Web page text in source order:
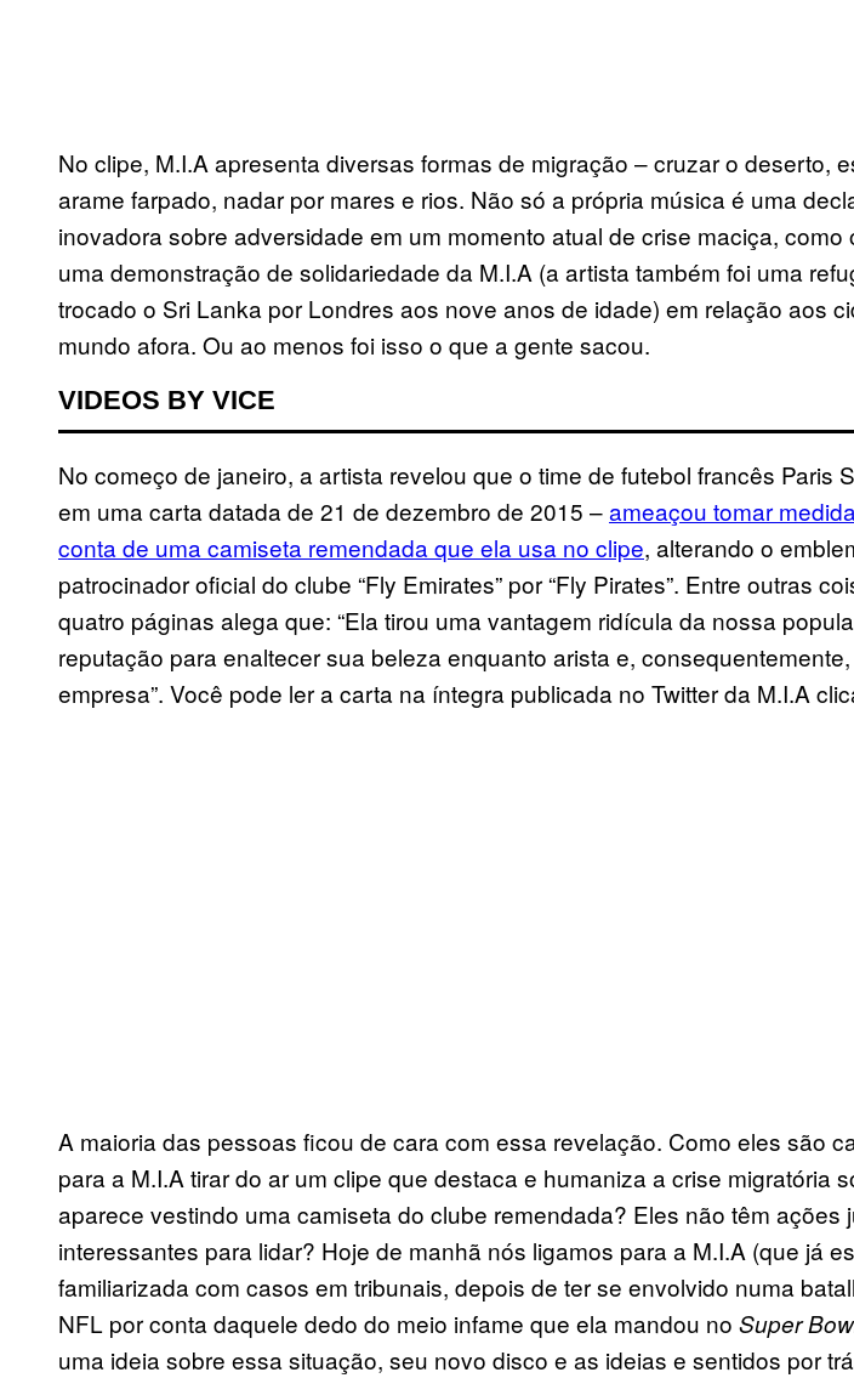
No clipe, M.I.A apresenta diversas formas de migração – cruzar o deserto,
arame farpado, nadar por mares e rios. Não só a própria música é uma
inovadora sobre adversidade em um momento atual de crise maciça, como
uma demonstração de solidariedade da M.I.A (a artista também foi uma
trocado o Sri Lanka por Londres aos nove anos de idade) em relação aos
mundo afora. Ou ao menos foi isso o que a gente sacou.
VIDEOS BY VICE
No começo de janeiro, a artista revelou que o time de futebol francês Paris
em uma carta datada de 21 de dezembro de 2015 –ameaçou tomar
conta de uma camiseta remendada que ela usa no clipe, alterando o
patrocinador oficial do clube “Fly Emirates” por “Fly Pirates”. Entre outras
quatro páginas alega que: “Ela tirou uma vantagem ridícula da nossa
reputação para enaltecer sua beleza enquanto arista e,
empresa”. Você pode ler a carta na íntegra publicada no Twitter da M.I.A
A maioria das pessoas ficou de cara com essa revelação. Como eles são
para a M.I.A tirar do ar um clipe que destaca e humaniza a crise migratória
aparece vestindo uma camiseta do clube remendada? Eles não têm ações
interessantes para lidar? Hoje de manhã nós ligamos para a M.I.A (que já
familiarizada com casos em tribunais, depois de ter se envolvido numa
NFL por conta daquele dedo do meio infame que ela mandou no Super
uma ideia sobre essa situação, seu novo disco e as ideias e sentidos por